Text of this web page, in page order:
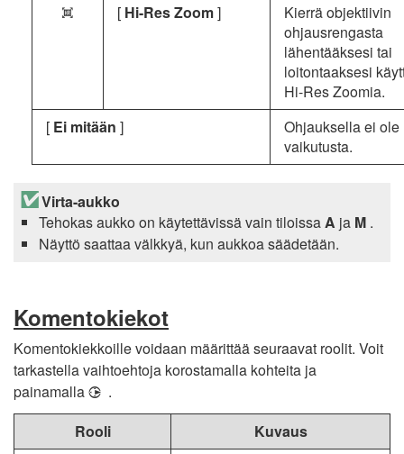
n [ Hi-Res Zoom]
Kierrä objektiivin
ohjausrengasta
lähentääksesi tai
loitontaaksesi
Hi-Res Zoomia.
[ Ei mitään ]
Ohjauksella ei ole
vaikutusta.
Virta-aukko
Tehokas aukko on käytettävissä vain tiloissaA ja M .
Näyttö saattaa välkkyä, kun aukkoa säädetään.
Komentokiekot
Komentokiekkoille voidaan määrittää seuraavat roolit. Voit
tarkastella vaihtoehtoja korostamalla kohteita ja
painamalla 2 .
Rooli
Kuvaus